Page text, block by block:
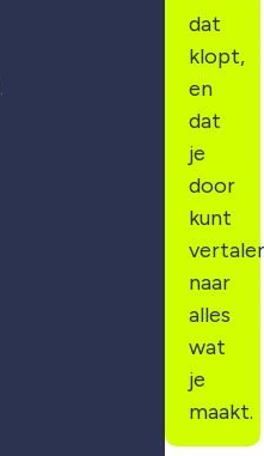
dat
klopt,
en
dat
je
door
kunt
naar
alles
wat
je
maakt.